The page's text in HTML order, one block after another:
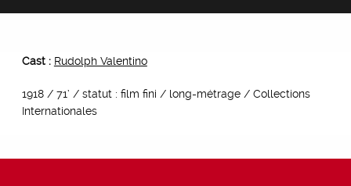
Cast : Rudolph Valentino
1918 / 71’ / statut : film fini / long-métrage / Collections
Internationales